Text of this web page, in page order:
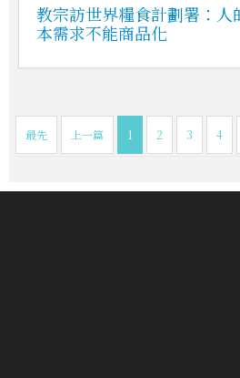
教宗訪世界糧食計劃署：人
本需求不能商品化
最先 上一篇 1 2 3 4